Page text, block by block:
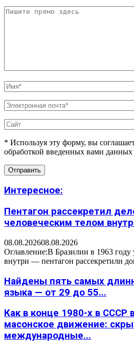
* Используя эту форму, вы
обработкой введенных вами данных
Интересное:
Пентагон рассекретил
человеческим телом
08.08.202608.08.2026
Оглавление:В Бразилии в 1963 году
внутри — пентагон рассекретили
Найдены пять самых
языка — от 29 до 55...
Как в конце 1980-х в СССР
масонское движение:
международные...